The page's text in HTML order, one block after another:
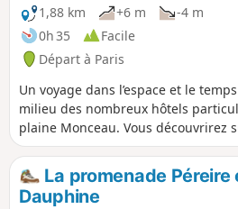
1,88 km
+6 m
-4 m
0h 35
Facile
Départ à Paris
Un voyage dans l’espace et le
milieu des nombreux hôtels
plaine Monceau. Vous découvrirez
une église, des restaurants russes,
un parc de la fin du XVIIIe siècle
l’italienne, copies d’antiquités
La promenade
Dauphine